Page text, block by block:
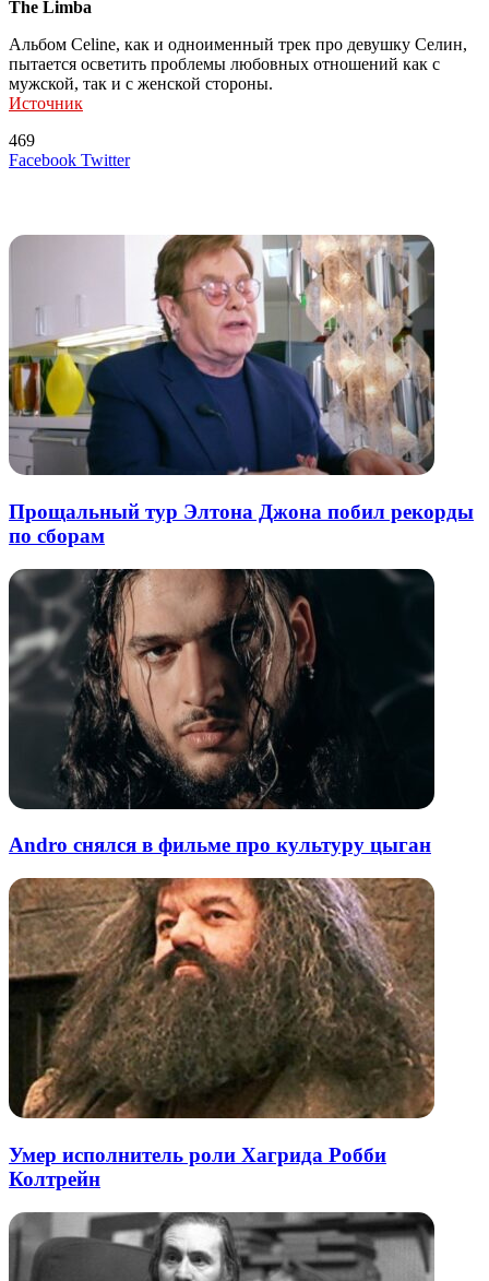
The Limba
Альбом Celine, как и одноименный трек про девушку Селин,
пытается осветить проблемы любовных отношений как с
мужской, так и с женской стороны.
Источник
469
Facebook TwitterLinkedIn
Tumblr
Reddit
Вконтакте
Одноклассники
Skype
Messenger
Messenger
WhatsApp
Telegram
Viber
Line
Поделиться
Печатать
Прощальный тур Элтона Джона побил рекорды
по сборам
Andro снялся в фильме про культуру цыган
Умер исполнитель роли Хагрида Робби
Колтрейн